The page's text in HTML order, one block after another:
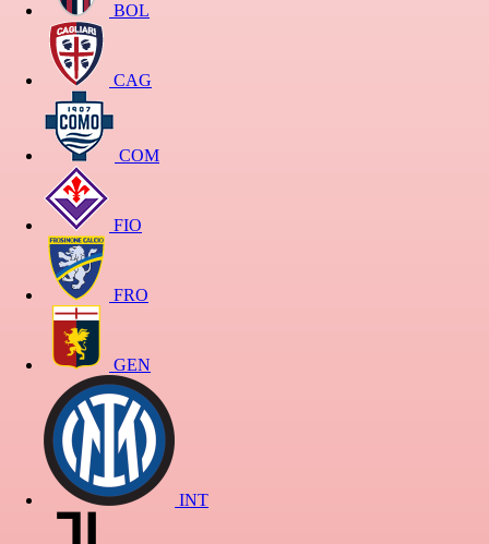
BOL
CAG
COM
FIO
FRO
GEN
INT